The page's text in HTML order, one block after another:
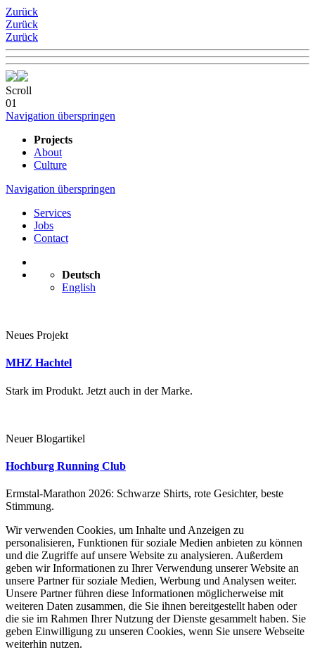
Zurück
Zurück
Zurück
Scroll
01
Navigation überspringen
Projects
About
Culture
Navigation überspringen
Services
Jobs
Contact
Deutsch
English
Neues Projekt
MHZ Hachtel
Stark im Produkt. Jetzt auch in der Marke.
Neuer Blogartikel
Hochburg Running Club
Ermstal-Marathon 2026: Schwarze Shirts, rote Gesichter, beste
Stimmung.
Wir verwenden Cookies, um Inhalte und Anzeigen zu
personalisieren, Funktionen für soziale Medien anbieten zu können
und die Zugriffe auf unsere Website zu analysieren. Außerdem
geben wir Informationen zu Ihrer Verwendung unserer Website an
unsere Partner für soziale Medien, Werbung und Analysen weiter.
Unsere Partner führen diese Informationen möglicherweise mit
weiteren Daten zusammen, die Sie ihnen bereitgestellt haben oder
die sie im Rahmen Ihrer Nutzung der Dienste gesammelt haben. Sie
geben Einwilligung zu unseren Cookies, wenn Sie unsere Webseite
weiterhin nutzen.